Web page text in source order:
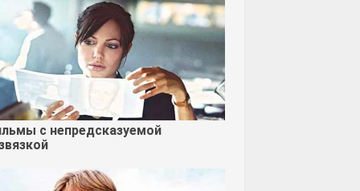
с непредсказуемой